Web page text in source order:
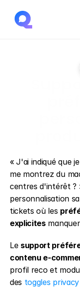
« J'ai indiqué que
me montrez du
centres d'intérêt ?
personnalisation
tickets où les
explicites
Le support
contenu e-
profil reco et
des toggles